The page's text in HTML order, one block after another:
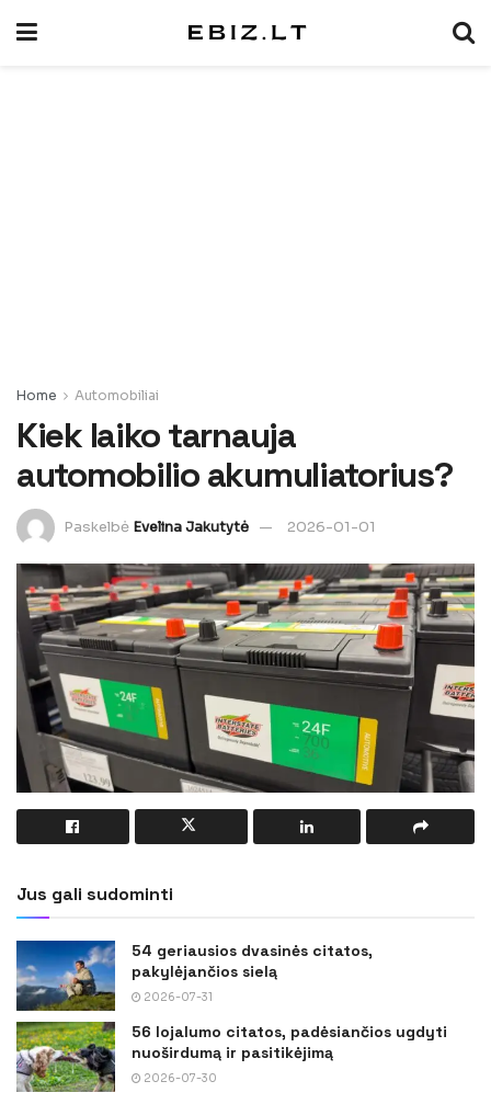
Home Automobiliai
Kiek laiko tarnauja
automobilio akumuliatorius?
Paskelbė Evelina Jakutytė 2026-01-01
Jus gali sudominti
54 geriausios dvasinės citatos,
pakylėjančios sielą
2026-07-31
56 lojalumo citatos, padėsiančios ugdyti
nuoširdumą ir pasitikėjimą
2026-07-30